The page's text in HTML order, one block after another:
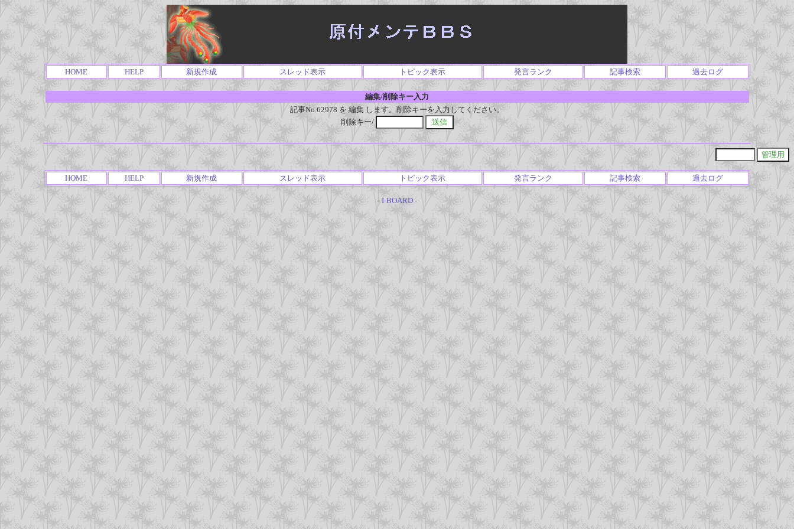
HOME HELP 新規作成 スレッド表示 トピック表示 発言ランク 記事検索 過去ログ
編集/削除キー入力
記事No.62978 を 編集 します。削除キーを入力してください。
削除キー/
HOME HELP 新規作成 スレッド表示 トピック表示 発言ランク 記事検索 過去ログ
- I-BOARD-